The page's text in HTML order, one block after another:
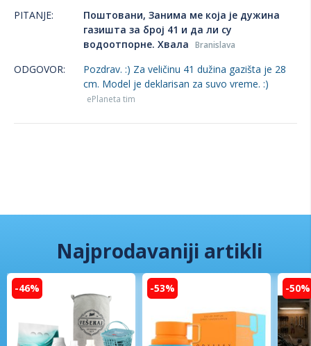
PITANJE:
Поштовани, Занима ме која је дужина
газишта за број 41 и да ли су
водоотпорне. Хвала Branislava
ODGOVOR:
Pozdrav. :) Za veličinu 41 dužina gazišta je 28
cm. Model je deklarisan za suvo vreme. :)
ePlaneta tim
Najprodavaniji artikli
-46% -53% -50%